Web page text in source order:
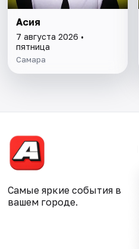
Асия
7 августа 2026 •
пятница
Самара
Самые яркие события в
вашем городе.